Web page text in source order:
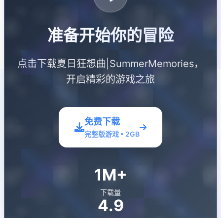
准备开始你的冒险
点击下载夏日狂想曲|SummerMemories，
开启精彩的游戏之旅
免费下载
完整版游戏 • 2GB
1M+
下载量
4.9